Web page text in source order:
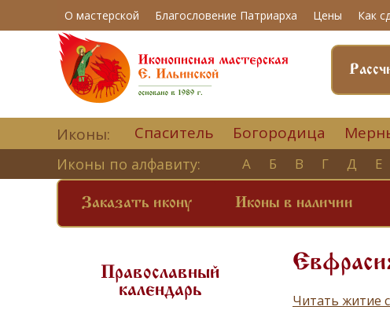
О мастерской Благословение Патриарха Цены Как
Иконы: Спаситель Богородица
Иконы по алфавиту: А Б В Г Д Е
Заказать икону Иконы в наличии
Православный
календарь
Читать житие